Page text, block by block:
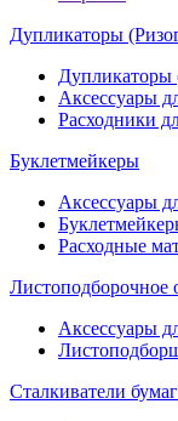
Дупликаторы
Дупликаторы
Аксессуары
Расходники
Буклетмейкеры
Аксессуары
Расходные
Листоподборочное
Аксессуары
Сталкиватели